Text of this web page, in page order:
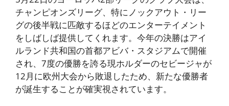
チャンピオンズリーグ、特にノックアウト・リー
グの後半戦に匹敵するほどのエンターテイメント
をしばしば提供してくれます。今年の決勝はアイ
ルランド共和国の首都アビバ・スタジアムで開催
され、7度の優勝を誇る現ホルダーのセビージャが
12月に欧州大会から敗退したため、新たな優勝者
が誕生することが確実視されています。